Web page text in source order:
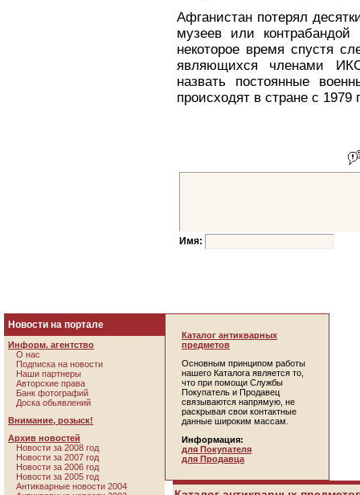
Афганистан потерял
музеев или
некоторое время спустя
являющихся членами
назвать постоянные
происходят в стране с 1979
Имя:
Новости на портале
Информ. агентство
О нас
Подписка на новости
Наши партнеры
Авторские права
Банк фотографий
Доска обьявлений
Внимание, розыск!
Архив новостей
Новости за 2008 год
Новости за 2007 год
Новости за 2006 год
Новости за 2005 год
Антикварные новости 2004
Каталог антикварных
предметов
Основным принципом работы
нашего Каталога является то,
что при помощи Службы
Покупатель и Продавец
связываются напрямую, не
раскрывая свои контактные
данные широким массам.
Информация:
для Покупателя
для Продавца